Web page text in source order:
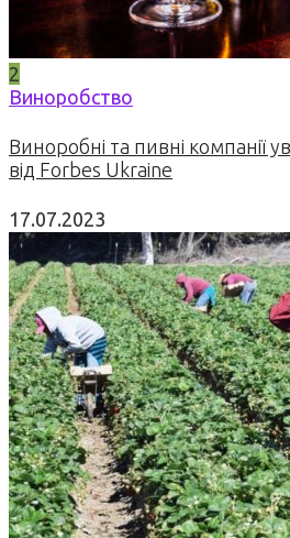
2
Виноробство
Виноробні та пивні компанії
від Forbes Ukraine
17.07.2023